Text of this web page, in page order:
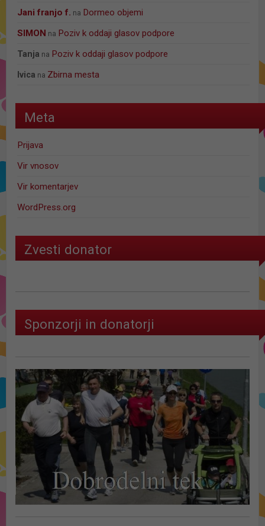
jani franjo f. na Dormeo objemi
SIMON na Poziv k oddaji glasov podpore
Tanja na Poziv k oddaji glasov podpore
Ivica na Zbirna mesta
Meta
Prijava
Vir vnosov
Vir komentarjev
WordPress.org
Zvesti donator
Sponzorji in donatorji